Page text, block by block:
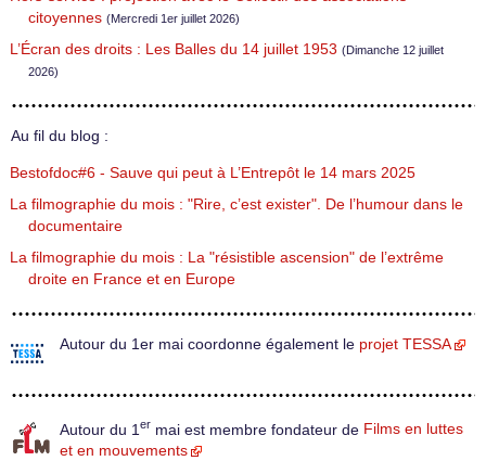
citoyennes (Mercredi 1er juillet 2026)
L’Écran des droits : Les Balles du 14 juillet 1953 (Dimanche 12 juillet
2026)
Au fil du blog :
Bestofdoc#6 - Sauve qui peut à L’Entrepôt le 14 mars 2025
La filmographie du mois : "Rire, c’est exister". De l’humour dans le
documentaire
La filmographie du mois : La "résistible ascension" de l’extrême
droite en France et en Europe
Autour du 1er mai coordonne également le projet TESSA
Autour du 1 er mai est membre fondateur de Films en luttes
et en mouvements